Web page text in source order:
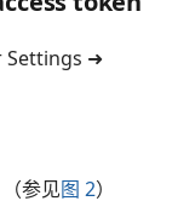
Settings ➜
参见图 2）